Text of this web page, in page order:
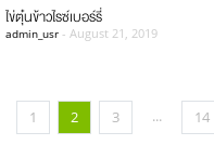
ไข่ตุ๋นข้าวไรซ์เบอร์รี่
admin_usr - August 21, 2019
1 2 3 ... 14